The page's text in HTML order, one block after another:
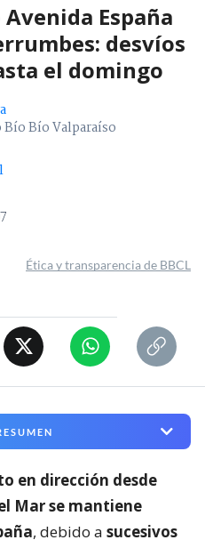
España
desvíos
el domingo
Bío Valparaíso
Ética y transparencia de BBCL
en dirección desde
Mar se mantiene
, debido a sucesivos